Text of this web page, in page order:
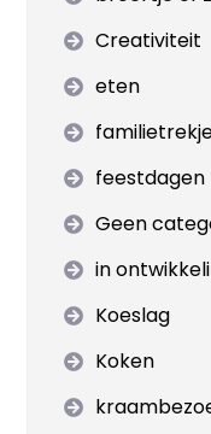
Creativiteit
eten
feestdagen
Geen
in
Koeslag
Koken